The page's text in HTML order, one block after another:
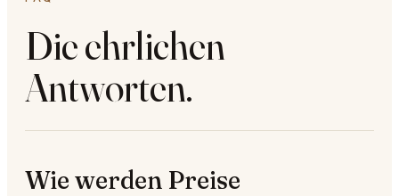
Die ehrlichen
Antworten.
Wie werden Preise